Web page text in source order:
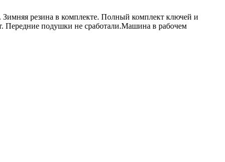
резина в комплекте. Полный комплект ключей и
Передние подушки не сработали.Машина в рабочем